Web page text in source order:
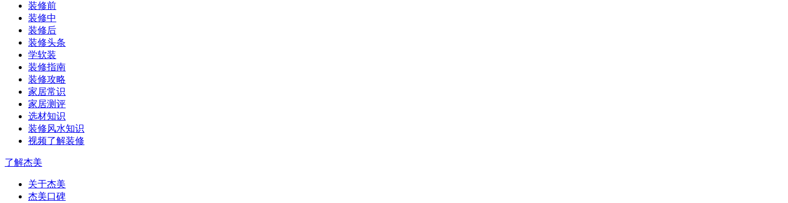
装修前
装修中
装修后
装修头条
学软装
装修指南
装修攻略
家居常识
家居测评
选材知识
装修风水知识
视频了解装修
了解杰美
关于杰美
杰美口碑